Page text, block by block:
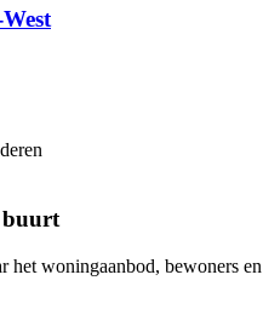
buurt
het woningaanbod, bewoners